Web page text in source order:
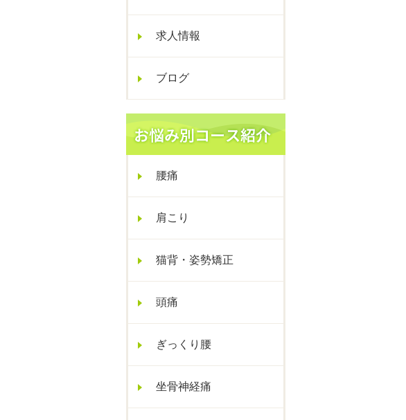
求人情報
ブログ
腰痛
肩こり
猫背・姿勢矯正
頭痛
ぎっくり腰
坐骨神経痛